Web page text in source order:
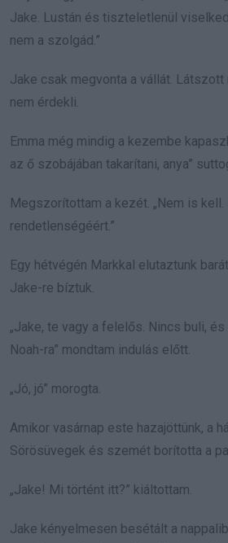
Jake. Lustán és tiszteletlenül
nem a szolgád.”
Jake csak megvonta a vállát. Látszott
nem érdekli.
Emma még mindig a kezembe
az ő szobájában takarítani, anya”
Megszorítottam a kezét. „Nem is
rendetlenségéért.”
Egy hétvégén Markkal elutaztunk
Jake-re bíztuk.
„Jake, te vagy a felelős. Nincs buli,
Noah-ra” mondtam indulás előtt.
„Jó, jó” morogta.
Amikor vasárnap este hazajöttünk, a
Sörösüvegek és szemét borította a
„Jake! Mi történt itt?” kiáltottam.
Jake kényelmesen besétált a